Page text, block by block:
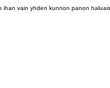
vain yhden kunnon panon